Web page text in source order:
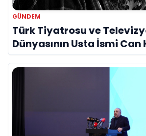
GÜNDEM
Türk Tiyatrosu ve
Dünyasının Usta İsmi Can
Hayatını Kaybetti